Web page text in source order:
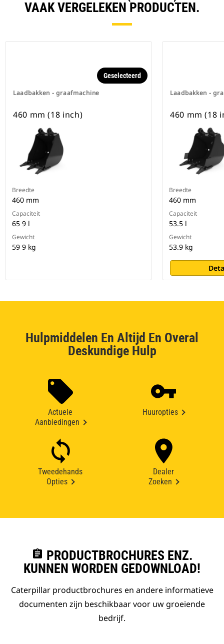
VAAK VERGELEKEN PRODUCTEN.
Laadbakken - graafmachine
Geselecteerd
460 mm (18 inch)
Breedte
460 mm
Capaciteit
65 9 l
Gewicht
59 9 kg
Laadbakken -
460 mm (18
Breedte
460 mm
Capaciteit
53.5 l
Gewicht
53.9 kg
Hulpmiddelen En Altijd En Overal
Deskundige Hulp
Actuele
Aanbiedingen
Huuropties
Tweedehands
Opties
Dealer
Zoeken
assignment PRODUCTBROCHURES ENZ.
KUNNEN WORDEN GEDOWNLOAD!
Caterpillar productbrochures en andere informatieve
documenten zijn beschikbaar voor uw groeiende
bedrijf.